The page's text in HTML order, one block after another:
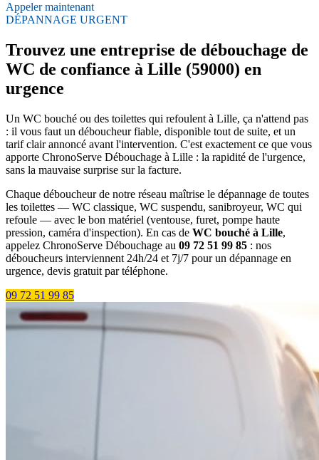
Appeler maintenant
DÉPANNAGE URGENT
Trouvez une entreprise de débouchage de
WC de confiance à Lille (59000) en
urgence
Un WC bouché ou des toilettes qui refoulent à Lille, ça n'attend pas
: il vous faut un déboucheur fiable, disponible tout de suite, et un
tarif clair annoncé avant l'intervention. C'est exactement ce que vous
apporte ChronoServe Débouchage à Lille : la rapidité de l'urgence,
sans la mauvaise surprise sur la facture.
Chaque déboucheur de notre réseau maîtrise le dépannage de toutes
les toilettes — WC classique, WC suspendu, sanibroyeur, WC qui
refoule — avec le bon matériel (ventouse, furet, pompe haute
pression, caméra d'inspection). En cas de WC bouché à Lille,
appelez ChronoServe Débouchage au 09 72 51 99 85 : nos
déboucheurs interviennent 24h/24 et 7j/7 pour un dépannage en
urgence, devis gratuit par téléphone.
09 72 51 99 85